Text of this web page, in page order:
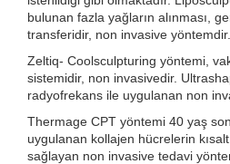
bulunan fazla yağların alınması,
transferidir, non invasive yöntemdir.
Zeltiq- Coolsculpturing yöntemi,
sistemidir, non invasivedir.
radyofrekans ile uygulanan non
Thermage CPT yöntemi 40 yaş
uygulanan kollajen hücrelerin
sağlayan non invasive tedavi